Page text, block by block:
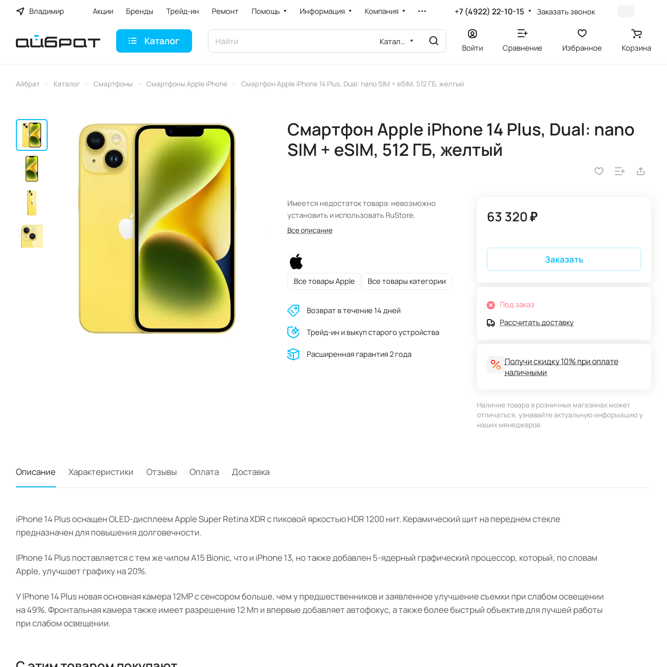
Владимир Акции Бренды Трейд-ин Ремонт Помощь Информация Компания +7 (4922) 22-10-15 Заказать звонок
Каталог Каталог
Войти Сравнение Избранное Корзина
Айбрат – Каталог – Смартфоны – Смартфоны Apple iPhone – Смартфон Apple iPhone 14 Plus, Dual: nano SIM + eSIM, 512 ГБ, желтый
Смартфон Apple iPhone 14 Plus, Dual: nano
SIM + eSIM, 512 ГБ, желтый
Имеется недостаток товара: невозможно
установить и использовать RuStore.
Все описание
Все товары Apple Все товары категории
Возврат в течение 14 дней
Трейд-ин и выкуп старого устройства
Расширенная гарантия 2 года
63 320 ₽
Заказать
Под заказ
Рассчитать доставку
Получи скидку 10% при оплате
наличными
Наличие товара в розничных магазинах может
отличаться, узнавайте актуальную информацию у
наших менеджеров.
Описание Характеристики Отзывы Оплата Доставка
iPhone 14 Plus оснащен OLED-дисплеем Apple Super Retina XDR с пиковой яркостью HDR 1200 нит. Керамический щит на переднем стекле
предназначен для повышения долговечности.
IPhone 14 Plus поставляется с тем же чипом A15 Bionic, что и iPhone 13, но также добавлен 5-ядерный графический процессор, который, по словам
Apple, улучшает графику на 20%.
У IPhone 14 Plus новая основная камера 12MP с сенсором больше, чем у предшественников и заявленное улучшение съемки при слабом освещении
на 49%. Фронтальная камера также имеет разрешение 12 Мп и впервые добавляет автофокус, а также более быстрый объектив для лучшей работы
при слабом освещении.